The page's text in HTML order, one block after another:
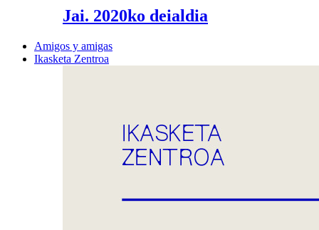
Jai. 2020ko deialdia
Amigos y amigas
Ikasketa Zentroa